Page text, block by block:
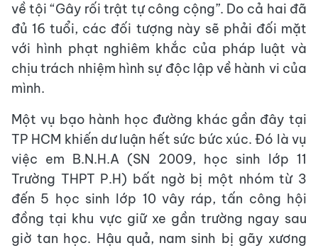
về tội “Gây rối trật tự công cộng”. Do cả hai đã
đủ 16 tuổi, các đối tượng này sẽ phải đối mặt
với hình phạt nghiêm khắc của pháp luật và
chịu trách nhiệm hình sự độc lập về hành vi của
mình.
Một vụ bạo hành học đường khác gần đây tại
TP HCM khiến dư luận hết sức bức xúc. Đó là vụ
việc em B.N.H.A (SN 2009, học sinh lớp 11
Trường THPT P.H) bất ngờ bị một nhóm từ 3
đến 5 học sinh lớp 10 vây ráp, tấn công hội
đồng tại khu vực giữ xe gần trường ngay sau
giờ tan học. Hậu quả, nam sinh bị gãy xương